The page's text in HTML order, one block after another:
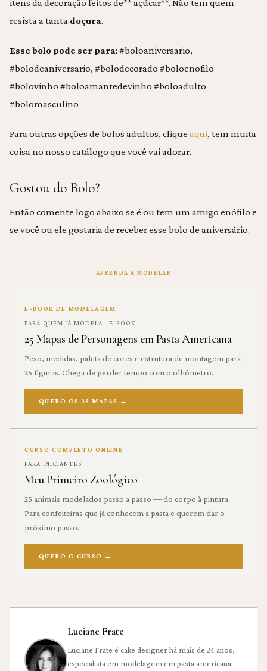
itens da decoração feitos de** açúcar**. Não tem quem
resista a tanta doçura.
Esse bolo pode ser para: #boloaniversario,
#bolodeaniversario, #bolodecorado #boloenofilo
#bolovinho #boloamantedevinho #boloadulto
#bolomasculino
Para outras opções de bolos adultos, clique aqui, tem muita
coisa no nosso catálogo que você vai adorar.
Gostou do Bolo?
Então comente logo abaixo se é ou tem um amigo enófilo e
se você ou ele gostaria de receber esse bolo de aniversário.
APRENDA A MODELAR
E-BOOK DE MODELAGEM
PARA QUEM JÁ MODELA · E-BOOK
25 Mapas de Personagens em Pasta Americana
Peso, medidas, paleta de cores e estrutura de montagem para
25 figuras. Chega de perder tempo com o olhômetro.
QUERO OS 25 MAPAS →
CURSO COMPLETO ONLINE
PARA INICIANTES
Meu Primeiro Zoológico
25 animais modelados passo a passo — do corpo à pintura.
Para confeiteiras que já conhecem a pasta e querem dar o
próximo passo.
QUERO O CURSO →
Luciane Frate
Luciane Frate é cake designer há mais de 24 anos,
especialista em modelagem em pasta americana.